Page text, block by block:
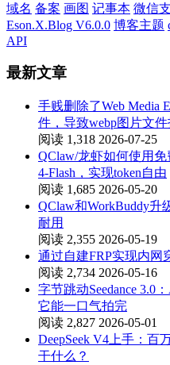
域名 备案 画图 记事本 微信
Eson.X.Blog V6.0.0 博客主题
API
最新文章
手贱删除了Web Media
件，导致webp图片文
阅读 1,318 2026-07-25
QClaw/龙虾如何使用
4-Flash，实现token自由
阅读 1,685 2026-05-20
QClaw和WorkBuddy升
耐用
阅读 2,355 2026-05-19
通过自建FRP实现内网
阅读 2,734 2026-05-16
字节跳动Seedance 3.0
它能一口气拍完
阅读 2,827 2026-05-01
DeepSeek V4上手：百
干什么？